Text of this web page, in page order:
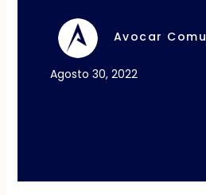
Avocar
Agosto 30, 2022